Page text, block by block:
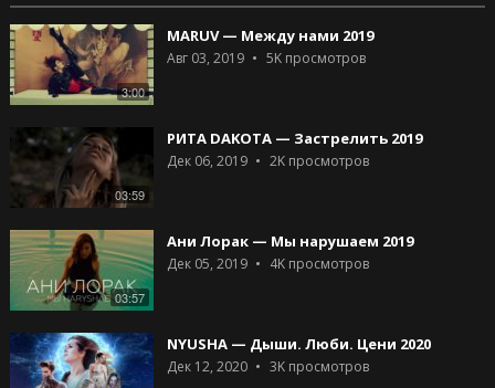
3:00
MARUV — Между нами 2019
Авг 03, 2019 5Kпросмотров
03:59
РИТА DAKOTA — Застрелить 2019
Дек 06, 2019 2Kпросмотров
03:57
Ани Лорак — Мы нарушаем 2019
Дек 05, 2019 4Kпросмотров
NYUSHA — Дыши. Люби. Цени 2020
Дек 12, 2020 3Kпросмотров